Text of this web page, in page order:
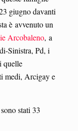
giugno davanti
è avvenuto un
Arcobaleno, a
Sinistra, Pd, i
quelle
medi, Arcigay e
stati 33